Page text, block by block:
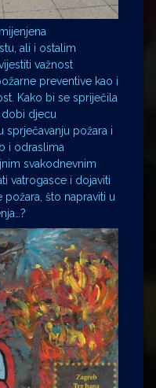
ali i ostalim
važnost
preventive kao i
Kako bi se spriječila
dobi djecu
sprječavanju požara i
i odraslima
svakodnevnim
vatrogasce i dojaviti
požara, što napraviti u